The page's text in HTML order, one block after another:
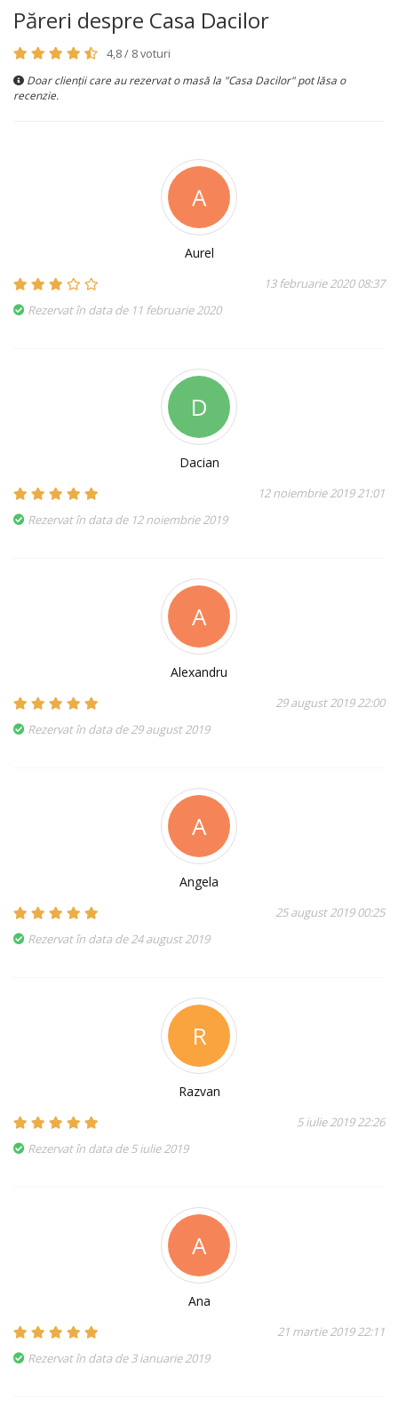
Păreri despre Casa Dacilor
4,8 / 8 voturi
Doar clienții care au rezervat o masă la "Casa Dacilor" pot lăsa o
recenzie.
A
Aurel
13 februarie 2020 08:37
Rezervat în data de 11 februarie 2020
D
Dacian
12 noiembrie 2019 21:01
Rezervat în data de 12 noiembrie 2019
A
Alexandru
29 august 2019 22:00
Rezervat în data de 29 august 2019
A
Angela
25 august 2019 00:25
Rezervat în data de 24 august 2019
R
Razvan
5 iulie 2019 22:26
Rezervat în data de 5 iulie 2019
A
Ana
21 martie 2019 22:11
Rezervat în data de 3 ianuarie 2019